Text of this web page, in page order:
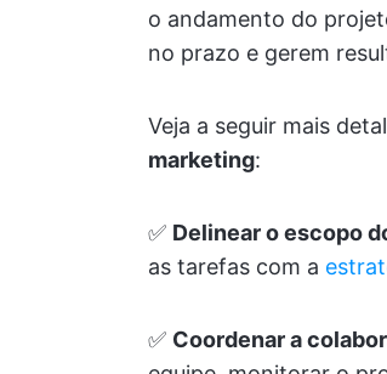
o andamento do
no prazo e gerem
Veja a seguir mais
marketing:
✅ Delinear o escopo
as tarefas com a
✅ Coordenar a